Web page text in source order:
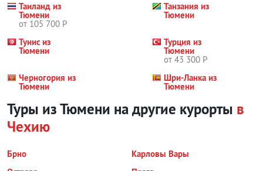
Таиланд из
Тюмени
от 105 700 Р
Танзания из
Тюмени
Тунис из
Тюмени
Турция из
Тюмени
от 43 300 Р
Черногория из
Тюмени
Шри-Ланка из
Тюмени
Туры из Тюмени на другие курорты в
Чехию
Брно
Карловы Вары